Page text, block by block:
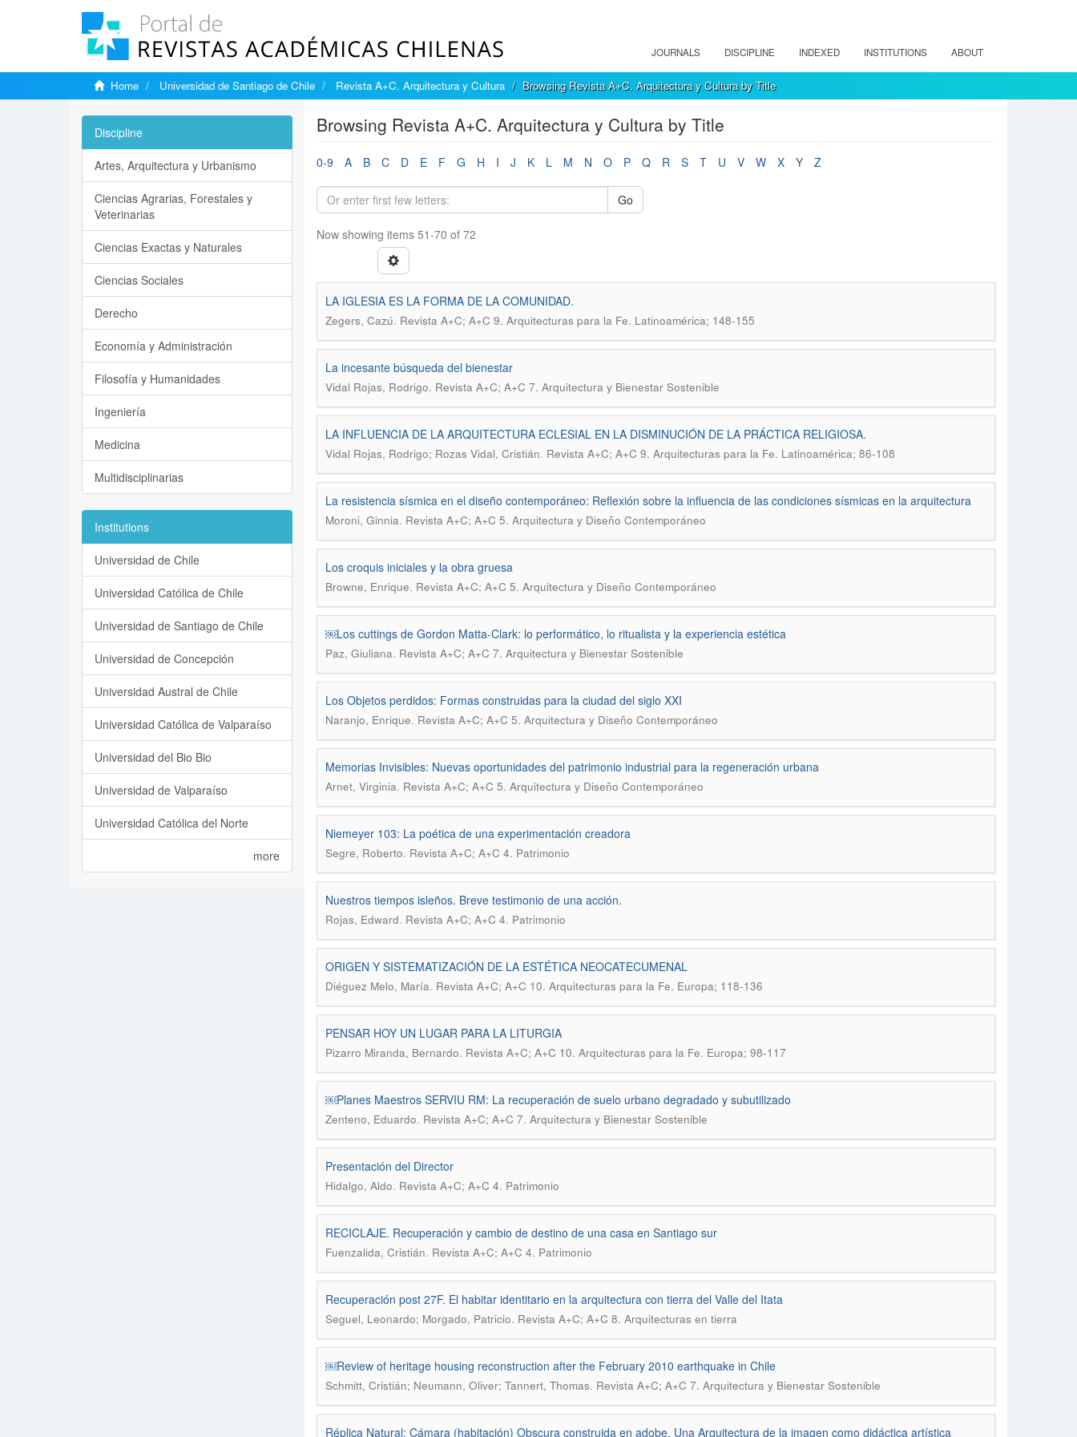
JOURNALS DISCIPLINE INDEXED INSTITUTIONS ABOUT
Home Universidad de Santiago de Chile Revista A+C. Arquitectura y Cultura Browsing Revista A+C. Arquitectura y Cultura by Title
Browsing Revista A+C. Arquitectura y Cultura by Title
0-9 A B C D E F G H I J K L M N O P Q R S T U V W X Y Z
Go
Now showing items 51-70 of 72
LA IGLESIA ES LA FORMA DE LA COMUNIDAD.
Zegers, Cazú. Revista A+C; A+C 9. Arquitecturas para la Fe. Latinoamérica; 148-155
La incesante búsqueda del bienestar
Vidal Rojas, Rodrigo. Revista A+C; A+C 7. Arquitectura y Bienestar Sostenible
LA INFLUENCIA DE LA ARQUITECTURA ECLESIAL EN LA DISMINUCIÓN DE LA PRÁCTICA RELIGIOSA.
Vidal Rojas, Rodrigo; Rozas Vidal, Cristián. Revista A+C; A+C 9. Arquitecturas para la Fe. Latinoamérica; 86-108
La resistencia sísmica en el diseño contemporáneo: Reflexión sobre la influencia de las condiciones sísmicas en la arquitectura
Moroni, Ginnia. Revista A+C; A+C 5. Arquitectura y Diseño Contemporáneo
Los croquis iniciales y la obra gruesa
Browne, Enrique. Revista A+C; A+C 5. Arquitectura y Diseño Contemporáneo
￼Los cuttings de Gordon Matta-Clark: lo performático, lo ritualista y la experiencia estética
Paz, Giuliana. Revista A+C; A+C 7. Arquitectura y Bienestar Sostenible
Los Objetos perdidos: Formas construidas para la ciudad del siglo XXI
Naranjo, Enrique. Revista A+C; A+C 5. Arquitectura y Diseño Contemporáneo
Memorias Invisibles: Nuevas oportunidades del patrimonio industrial para la regeneración urbana
Arnet, Virginia. Revista A+C; A+C 5. Arquitectura y Diseño Contemporáneo
Niemeyer 103: La poética de una experimentación creadora
Segre, Roberto. Revista A+C; A+C 4. Patrimonio
Nuestros tiempos isleños. Breve testimonio de una acción.
Rojas, Edward. Revista A+C; A+C 4. Patrimonio
ORIGEN Y SISTEMATIZACIÓN DE LA ESTÉTICA NEOCATECUMENAL
Diéguez Melo, María. Revista A+C; A+C 10. Arquitecturas para la Fe. Europa; 118-136
PENSAR HOY UN LUGAR PARA LA LITURGIA
Pizarro Miranda, Bernardo. Revista A+C; A+C 10. Arquitecturas para la Fe. Europa; 98-117
￼Planes Maestros SERVIU RM: La recuperación de suelo urbano degradado y subutilizado
Zenteno, Eduardo. Revista A+C; A+C 7. Arquitectura y Bienestar Sostenible
Presentación del Director
Hidalgo, Aldo. Revista A+C; A+C 4. Patrimonio
RECICLAJE. Recuperación y cambio de destino de una casa en Santiago sur
Fuenzalida, Cristián. Revista A+C; A+C 4. Patrimonio
Recuperación post 27F. El habitar identitario en la arquitectura con tierra del Valle del Itata
Seguel, Leonardo; Morgado, Patricio. Revista A+C; A+C 8. Arquitecturas en tierra
￼Review of heritage housing reconstruction after the February 2010 earthquake in Chile
Schmitt, Cristián; Neumann, Oliver; Tannert, Thomas. Revista A+C; A+C 7. Arquitectura y Bienestar Sostenible
Réplica Natural: Cámara (habitación) Obscura construida en adobe. Una Arquitectura de la imagen como didáctica artística
Discipline
Artes, Arquitectura y Urbanismo
Ciencias Agrarias, Forestales y
Veterinarias
Ciencias Exactas y Naturales
Ciencias Sociales
Derecho
Economía y Administración
Filosofía y Humanidades
Ingeniería
Medicina
Multidisciplinarias
Institutions
Universidad de Chile
Universidad Católica de Chile
Universidad de Santiago de Chile
Universidad de Concepción
Universidad Austral de Chile
Universidad Católica de Valparaíso
Universidad del Bio Bio
Universidad de Valparaíso
Universidad Católica del Norte
more